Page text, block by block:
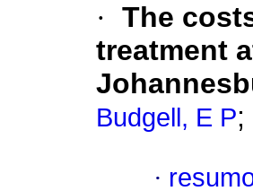
· The
treatment
Budgell, E P;
·